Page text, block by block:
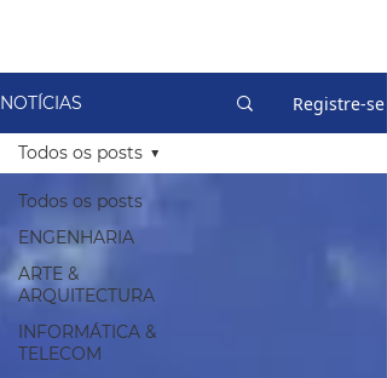
NOTÍCIAS Registre-se
Todos os posts
ENGENHARIA
ARTE &
ARQUITECTURA
INFORMÁTICA &
TELECOM
Todos os posts